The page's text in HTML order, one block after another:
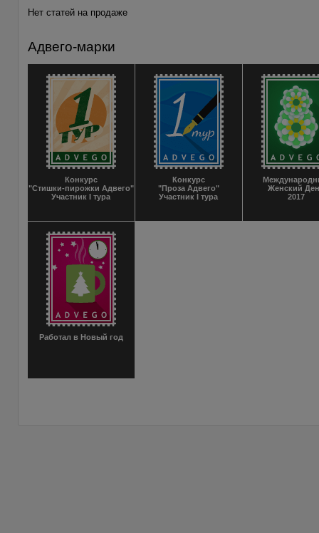
Нет статей на продаже
Адвего-марки
Конкурс
"Стишки-пирожки Адвего"
Участник I тура
Конкурс
"Проза Адвего"
Участник I тура
Женский
2017
Работал в Новый год